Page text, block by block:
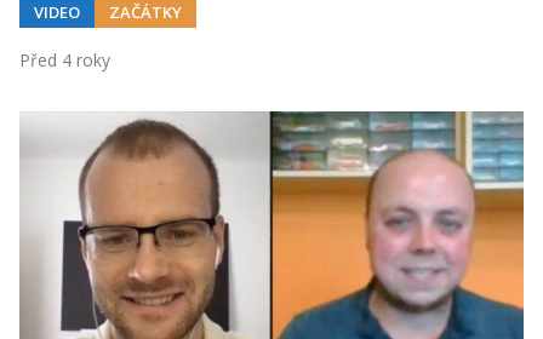
VIDEO ZAČÁTKY
Před 4 roky